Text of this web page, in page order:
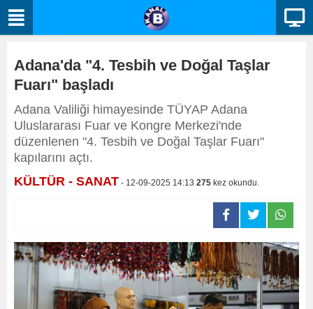
Adana'da "4. Tesbih ve Doğal Taşlar
Fuarı" başladı
Adana Valiliği himayesinde TÜYAP Adana
Uluslararası Fuar ve Kongre Merkezi'nde
düzenlenen "4. Tesbih ve Doğal Taşlar Fuarı"
kapılarını açtı.
KÜLTÜR - SANAT - 12-09-2025 14:13 275 kez okundu.